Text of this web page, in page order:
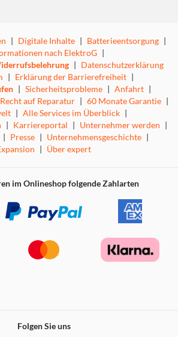
| Digitale Inhalte | Batterieentsorgung |
nach ElektroG |
| Datenschutzerklärung
| Erklärung der Barrierefreiheit |
| Sicherheitsprobleme | Anfahrt |
Recht auf Reparatur | 60 Monate Garantie |
| Alle Services im Überblick |
| Karriereportal | Unternehmer werden |
| Presse | Unternehmensgeschichte |
| Über expert
im Onlineshop folgende Zahlarten
Folgen Sie uns